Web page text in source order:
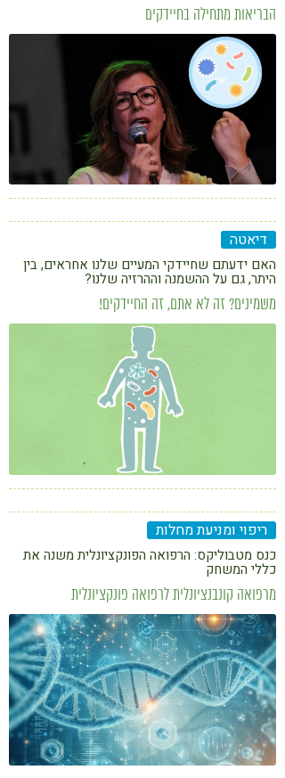
הבריאות מתחילה בחיידקים
דיאטה
משמינים? זה לא אתם, זה החיידקים!
האם ידעתם שחיידקי המעיים שלנו אחראים, בין
היתר, גם על ההשמנה וההרזיה שלנו?
ריפוי ומניעת מחלות
מרפואה קונבנציונלית לרפואה פונקציונלית
כנס מטבוליקס: הרפואה הפונקציונלית משנה את
כללי המשחק